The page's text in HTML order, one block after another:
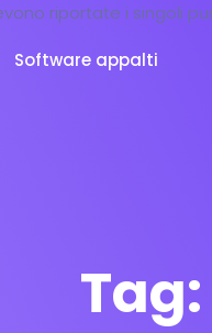
Software appalti
Tag: